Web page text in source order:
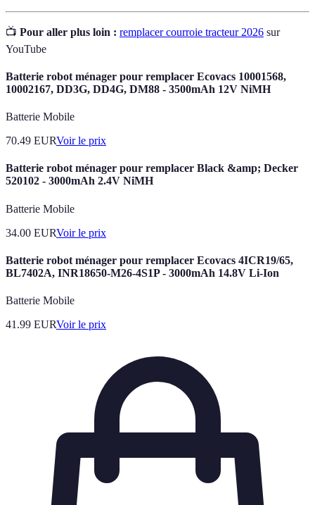
📺 Pour aller plus loin : remplacer courroie tracteur 2026 sur
YouTube
Batterie robot ménager pour remplacer Ecovacs 10001568,
10002167, DD3G, DD4G, DM88 - 3500mAh 12V NiMH
Batterie Mobile
70.49 EURVoir le prix
Batterie robot ménager pour remplacer Black &amp; Decker
520102 - 3000mAh 2.4V NiMH
Batterie Mobile
34.00 EURVoir le prix
Batterie robot ménager pour remplacer Ecovacs 4ICR19/65,
BL7402A, INR18650-M26-4S1P - 3000mAh 14.8V Li-Ion
Batterie Mobile
41.99 EURVoir le prix